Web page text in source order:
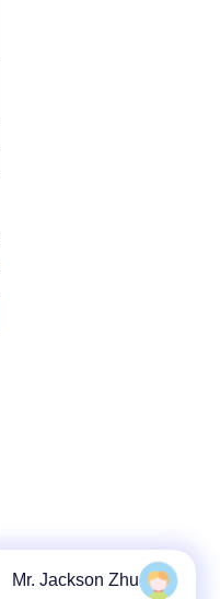
Mr. Jackson Zhu